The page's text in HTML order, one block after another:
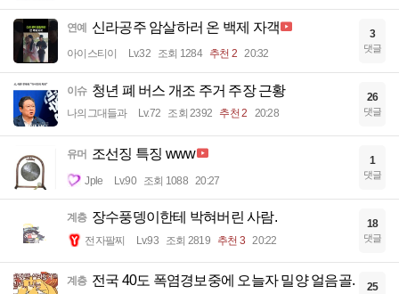
연예 신라공주 암살하러 온 백제 자객
아이스티이 Lv.32 조회 1284 추천 2 20:32
3
댓글
이슈 청년 폐 버스 개조 주거 주장 근황
나의그대들과 Lv.72 조회 2392 추천 2 20:28
26
댓글
유머 조선징 특징 www
Jple Lv.90 조회 1088 20:27
1
댓글
계층 장수풍뎅이한테 박혀버린 사람.
전자팔찌 Lv.93 조회 2819 추천 3 20:22
18
댓글
계층 전국 40도 폭염경보중에 오늘자 밀양 얼음골. 25